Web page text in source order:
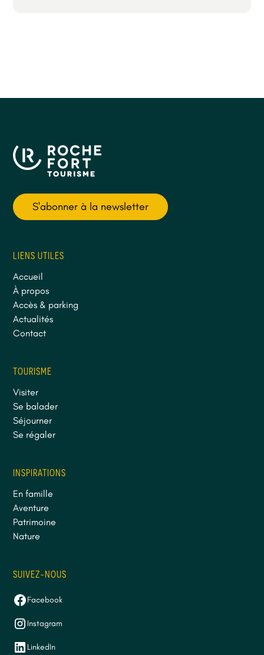
S'abonner à la newsletter
LIENS UTILES
Accueil
À propos
Accès & parking
Actualités
Contact
TOURISME
Visiter
Se balader
Séjourner
Se régaler
INSPIRATIONS
En famille
Aventure
Patrimoine
Nature
SUIVEZ-NOUS
Facebook
Instagram
LinkedIn